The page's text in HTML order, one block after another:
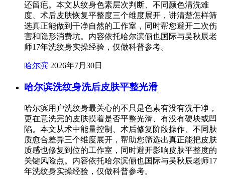
还留疤。本文从纹身色素层次判断、不同颜色清洗难
度、术后皮肤恢复平整度三个维度展开，讲清楚怎样筛
选真正能做到干净自然的工作室，同时帮您避开二次伤
害和隐形消费坑。内容依托哈尔滨俪也国际与吴秋辰老
师17年洗纹身实操经验，仅做科普参考。
哈尔滨 2026年7月30日
哈尔滨洗纹身洗后皮肤平整光滑
哈尔滨用户洗纹身最关心的不只是色素有没有洗干净，
更在意洗完的皮肤摸着是否平整光滑、有没有硬块或凹
陷。本文从术中能量控制、术后修复阶段操作、不同肤
质愈合差异三个维度展开，帮助您筛选出真正能把皮肤
质感也修复到位的工作室，同时避开影响皮肤平整度的
关键风险点。内容依托哈尔滨俪也国际与吴秋辰老师17
年洗纹身实操经验，仅做科普参考。